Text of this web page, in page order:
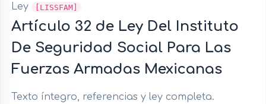
Ley [LISSFAM]
Artículo 32 de Ley Del Instituto
De Seguridad Social Para Las
Fuerzas Armadas Mexicanas
Texto íntegro, referencias y ley completa.